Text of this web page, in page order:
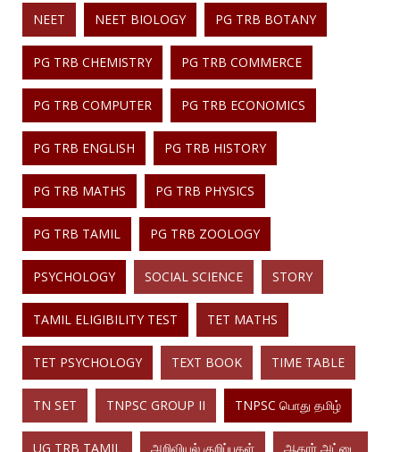
NEET NEET BIOLOGY PG TRB BOTANY
PG TRB CHEMISTRY PG TRB COMMERCE
PG TRB COMPUTER PG TRB ECONOMICS
PG TRB ENGLISH PG TRB HISTORY
PG TRB MATHS PG TRB PHYSICS
PG TRB TAMIL PG TRB ZOOLOGY
PSYCHOLOGY SOCIAL SCIENCE STORY
TAMIL ELIGIBILITY TEST TET MATHS
TET PSYCHOLOGY TEXT BOOK TIME TABLE
TN SET TNPSC GROUP II TNPSC பொது தமிழ்
UG TRB TAMIL அறிவியல் குறிப்புகள் ஆதார் அட்டை